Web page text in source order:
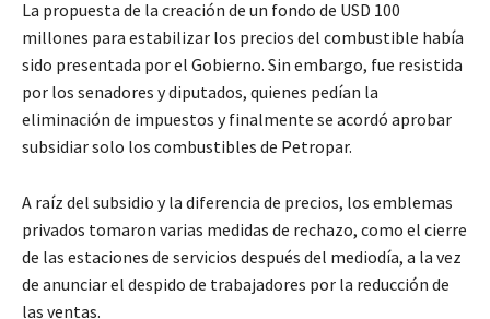
La propuesta de la creación de un fondo de USD 100
millones para estabilizar los precios del combustible había
sido presentada por el Gobierno. Sin embargo, fue resistida
por los senadores y diputados, quienes pedían la
eliminación de impuestos y finalmente se acordó aprobar
subsidiar solo los combustibles de Petropar.
A raíz del subsidio y la diferencia de precios, los emblemas
privados tomaron varias medidas de rechazo, como el cierre
de las estaciones de servicios después del mediodía, a la vez
de anunciar el despido de trabajadores por la reducción de
las ventas.